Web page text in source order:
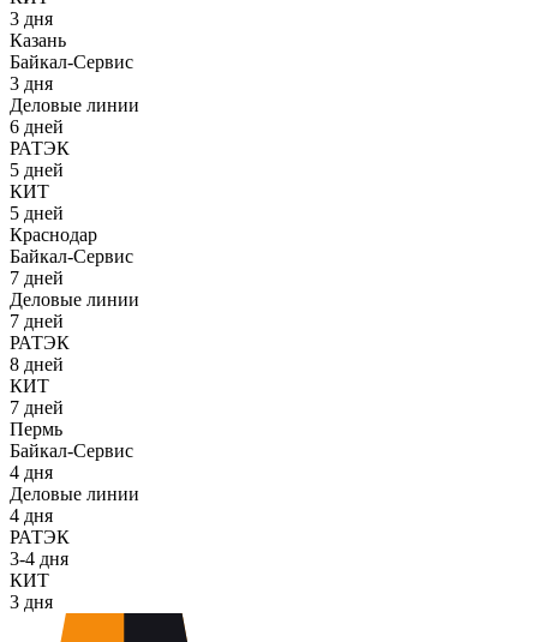
3 дня
Казань
Байкал-Сервис
3 дня
Деловые линии
6 дней
РАТЭК
5 дней
КИТ
5 дней
Краснодар
Байкал-Сервис
7 дней
Деловые линии
7 дней
РАТЭК
8 дней
КИТ
7 дней
Пермь
Байкал-Сервис
4 дня
Деловые линии
4 дня
РАТЭК
3-4 дня
КИТ
3 дня